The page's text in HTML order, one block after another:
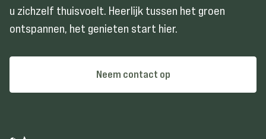
u zichzelf thuisvoelt. Heerlijk tussen het groen
ontspannen, het genieten start hier.
Neem contact op